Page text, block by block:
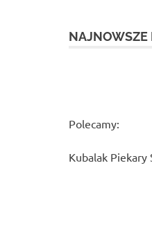
NAJNOWSZE
Polecamy:
Kubalak Piekary